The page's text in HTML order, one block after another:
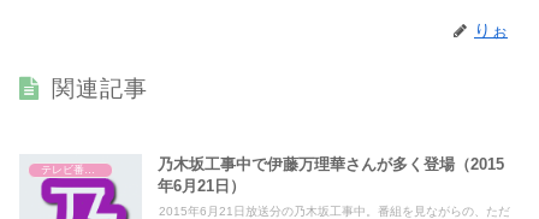
りぉ
関連記事
テレビ番組レビュー
乃木坂工事中で伊藤万理華さんが多く登場（2015
年6月21日）
2015年6月21日放送分の乃木坂工事中。番組を見ながらの、ただ